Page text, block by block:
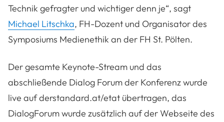
Technik gefragter und wichtiger denn je“, sagt
Michael Litschka, FH-Dozent und Organisator des
Symposiums Medienethik an der FH St. Pölten.
Der gesamte Keynote-Stream und das
abschließende Dialog Forum der Konferenz wurde
live auf derstandard.at/etat übertragen, das
DialogForum wurde zusätzlich auf der Webseite des